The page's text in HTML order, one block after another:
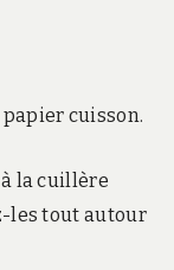
papier cuisson.
la cuillère
les tout autour